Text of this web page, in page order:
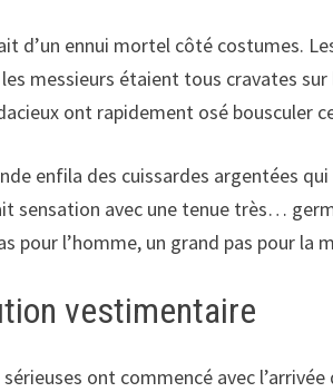
d’un ennui mortel côté costumes.
messieurs étaient tous cravates
ont rapidement osé bousculer
enfila des cuissardes argentées
sensation avec une tenue très…
pour l’homme, un grand pas pour la
vestimentaire
sérieuses ont commencé avec